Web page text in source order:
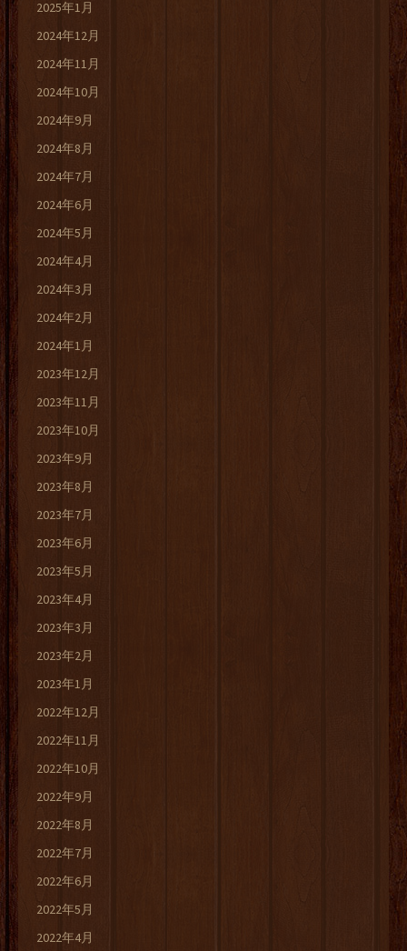
2025年1月
2024年12月
2024年11月
2024年10月
2024年9月
2024年8月
2024年7月
2024年6月
2024年5月
2024年4月
2024年3月
2024年2月
2024年1月
2023年12月
2023年11月
2023年10月
2023年9月
2023年8月
2023年7月
2023年6月
2023年5月
2023年4月
2023年3月
2023年2月
2023年1月
2022年12月
2022年11月
2022年10月
2022年9月
2022年8月
2022年7月
2022年6月
2022年5月
2022年4月